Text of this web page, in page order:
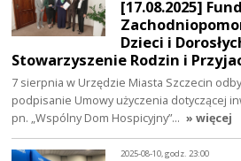
[17.08.2025]
Dzieci i
Stowarzyszenie Rodzin i
7 sierpnia w Urzędzie Miasta Szczecin
podpisanie Umowy użyczenia dotyczącej
pn. „Wspólny Dom Hospicyjny”… » więcej
2025-08-10, godz. 23:00